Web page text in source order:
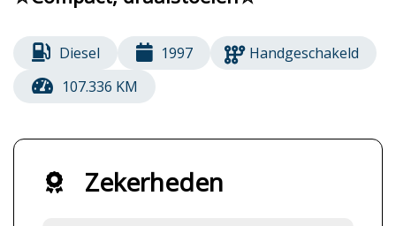
Diesel 1997
Handgeschakeld
107.336 KM
Zekerheden